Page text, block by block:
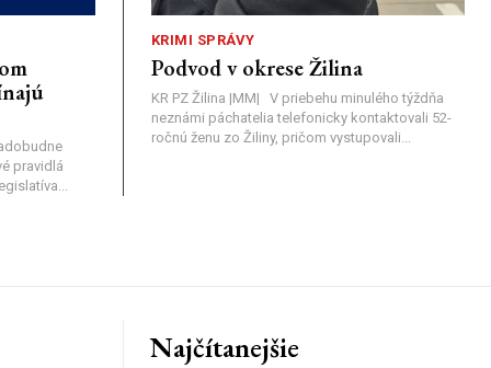
pravidlá
KRIMI SPRÁVY
Podvod v okrese Žilina
KR PZ Žilina |MM| V priebehu minulého týždňa
neznámi páchatelia telefonicky kontaktovali 52-
ročnú ženu zo Žiliny, pričom vystupovali...
Najčítanejšie